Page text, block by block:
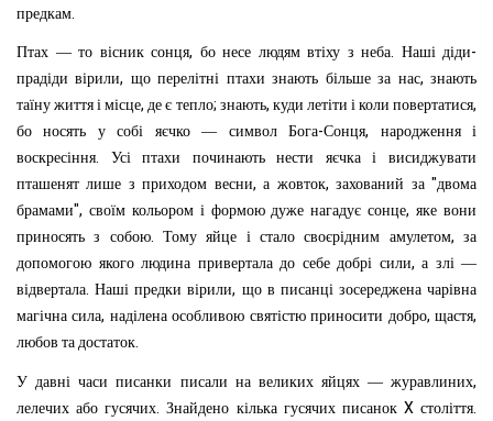
предкам.
Птах — то вісник сонця, бо несе людям втіху з неба. Наші діди-
прадіди вірили, що перелітні птахи знають більше за нас,знають
таїну життя і місце,де є тепло; знають, куди летіти і коли повертатися,
бо носять у собі яєчко — символ Бога-Сонця, народження
і
воскресіння. Усі птахи починають нести яєчка і
висиджувати
пташенят лише з приходом весни,а жовток,захований за"двома
брамами", своїм кольором і формою дуже нагадує сонце,яке вони
приносять з собою.Тому яйце і стало своєрідним амулетом,за
допомогою якого людина привертала до себе добрі сили, а злі —
відвертала.Наші предки вірили, що в писанці зосереджена чарівна
магічна сила, наділена особливою святістю приносити добро,щастя,
любов та достаток.
У давні часи писанки писали на великих яйцях — журавлиних,
лелечих або гусячих.Знайдено кілька гусячих писанокX століття.